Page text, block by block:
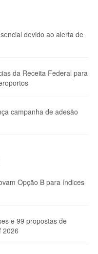
devido ao alerta de
da Receita Federal para
campanha de adesão
Opção B para índices
e 99 propostas de
2026